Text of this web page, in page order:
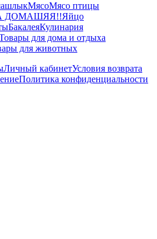
МясоМясо птицы
ДОМАШЯЯ!!Яйцо
БакалеяКулинария
для дома и отдыха
для животных
Личный кабинетУсловия возврата
Политика конфиденциальности